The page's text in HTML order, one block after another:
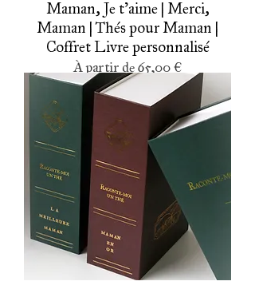
Maman, Je t'aime | Merci,
Maman | Thés pour Maman |
Coffret Livre personnalisé
À partir de 65,00 €
Prix promotionnel